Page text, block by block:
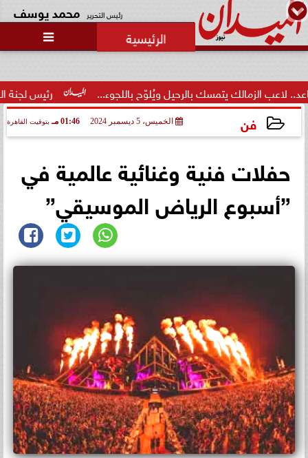
رئيس التحرير محمد يوسف

رئيس لجنة الحكام: يتمسك بالرحيل ويُلوّح باللجوء...
فن الخميس، 5 ديسمبر 2024 01:46 مـ بتوقيت القاهرة
حفلات فنية وغنائية عالمية في
”أسبوع الرياض الموسيقي”